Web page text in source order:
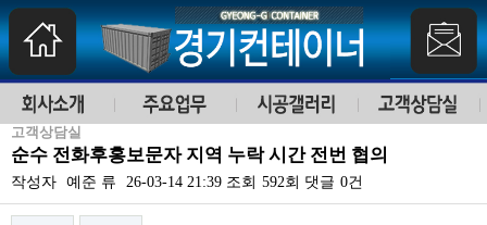
고객상담실
순수 전화후홍보문자 지역 누락 시간 전번 협의
작성자 예준 류 26-03-14 21:39 조회 592회 댓글 0건